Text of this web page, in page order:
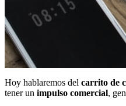
Hoy hablaremos del carrito de
tener un impulso comercial,